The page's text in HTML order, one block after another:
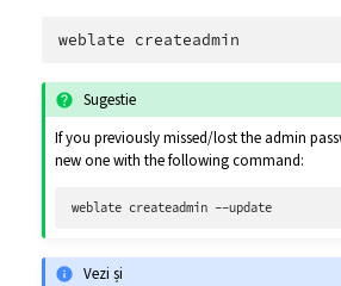
weblate
Sugestie
If you previously missed/lost the admin
new one with the following command:
weblate createadmin
Vezi și